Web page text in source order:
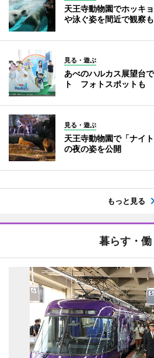
天王寺動物園でホッキ
や泳ぐ姿を間近で観察も
見る・遊ぶ
あべのハルカス展望台
ト フォトスポットも
見る・遊ぶ
天王寺動物園で「ナイ
の夜の姿を公開
もっと見る
暮らす・働